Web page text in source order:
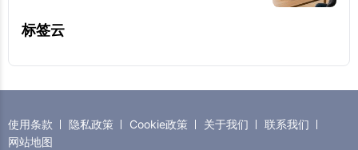
标签云
使用条款 隐私政策 Cookie政策 关于我们
联系我们
网站地图